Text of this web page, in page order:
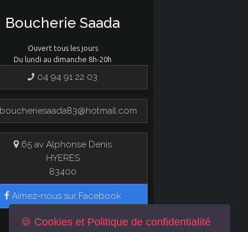
Boucherie Saada
Ouvert tous les jours
Du lundi au dimanche 8h-20h
04 94 91 22 03
boucheriesaada83@hotmail.com
65 av Alphonse Denis
HYERES
83400
Aimez-nous sur Facebook
🍪 Cookies et Politique de confidentialité